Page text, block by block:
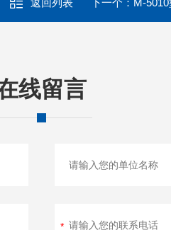
返回列表 下一个： M-5010型锅炉
线留言